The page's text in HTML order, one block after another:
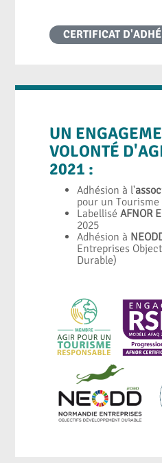
CERTIFICAT
UN
VOLONTÉ
2021 :
Adhésion à l'
pour un Tourisme
LabelliséAFNOR
2025
Adhésion à
Entreprises
Durable)